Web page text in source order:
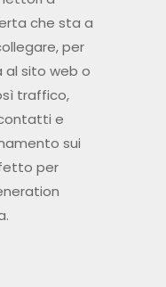
che sta a
per
al sito web o
traffico,
e
sui
per